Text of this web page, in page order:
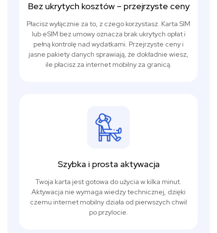
Bez ukrytych kosztów – przejrzyste ceny
Płacisz wyłącznie za to, z czego korzystasz. Karta SIM
lub eSIM bez umowy oznacza brak ukrytych opłat i
pełną kontrolę nad wydatkami. Przejrzyste ceny i
jasne pakiety danych sprawiają, że dokładnie wiesz,
ile płacisz za internet mobilny za granicą.
Szybka i prosta aktywacja
Twoja karta jest gotowa do użycia w kilka minut.
Aktywacja nie wymaga wiedzy technicznej, dzięki
czemu internet mobilny działa od pierwszych chwil
po przylocie.